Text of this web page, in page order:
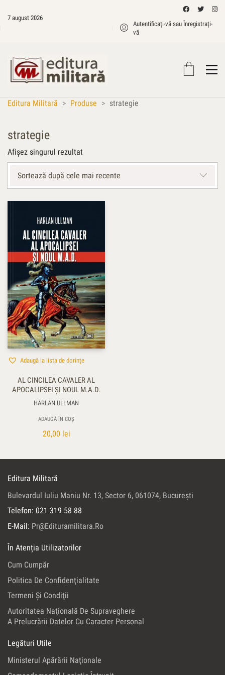
7 august 2026
Autentificați-vă sau Înregistrați-
vă
Editura Militară > Produse > strategie
strategie
Afișez singurul rezultat
Sortează după cele mai recente
Adaugă la lista de dorințe
AL CINCILEA CAVALER AL
APOCALIPSEI ȘI NOUL M.A.D.
HARLAN ULLMAN
ADAUGĂ ÎN COȘ
20,00 lei
Editura Militară
Bulevardul Iuliu Maniu Nr. 13, Sector 6, 061074, Bucureşti
Telefon: 021 319 58 88
E-Mail: Pr@edituramilitara.ro
În Atenția Utilizatorilor
Cum Cumpăr
Politica De Confidenţialitate
Termeni Şi Condiţii
Autoritatea Naţională De Supraveghere
A Prelucrării Datelor Cu Caracter Personal
Legături Utile
Ministerul Apărării Naţionale